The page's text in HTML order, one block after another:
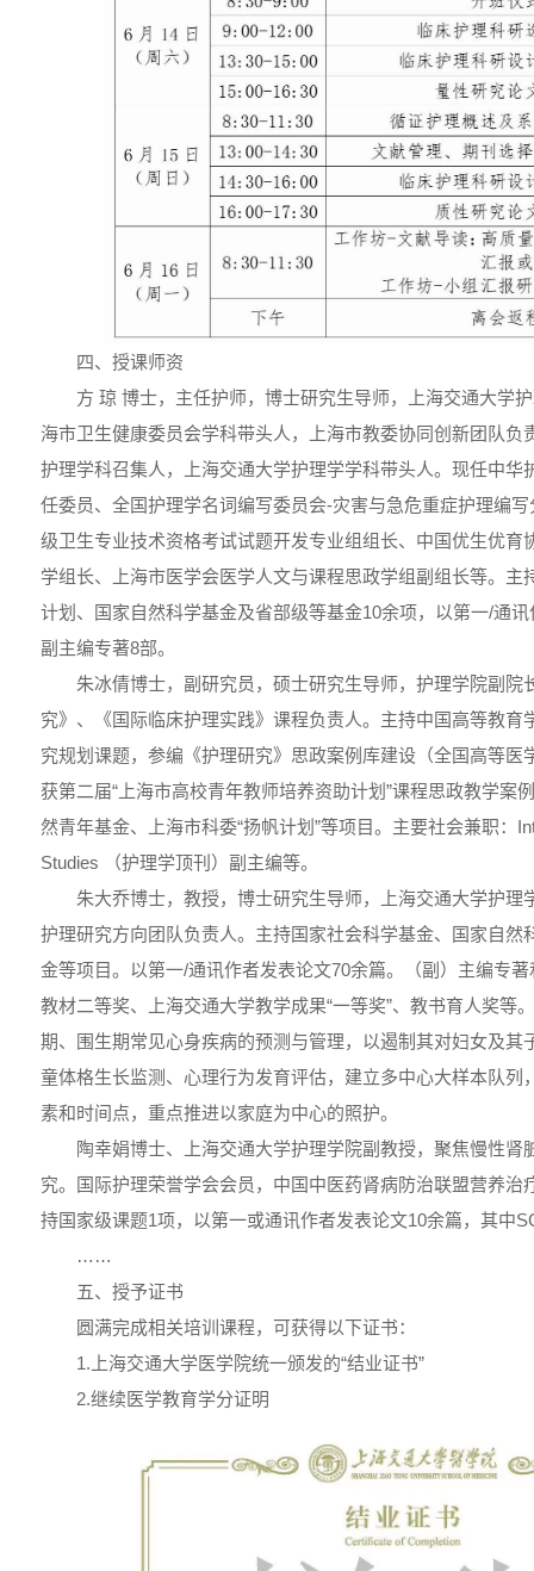
四、授课师资
方 琼 博士，主任护师，博士研究生导师，上海交通大学
海市卫生健康委员会学科带头人，上海市教委协同创新团队负
护理学科召集人，上海交通大学护理学学科带头人。现任中华
任委员、全国护理学名词编写委员会-灾害与急危重症护理编
级卫生专业技术资格考试试题开发专业组组长、中国优生优育
学组长、上海市医学会医学人文与课程思政学组副组长等。主
计划、国家自然科学基金及省部级等基金10余项，以第一/通
副主编专著8部。
朱冰倩博士，副研究员，硕士研究生导师，护理学院副院
究》、《国际临床护理实践》课程负责人。主持中国高等教育
究规划课题，参编《护理研究》思政案例库建设（全国高等医
获第二届“上海市高校青年教师培养资助计划”课程思政教学案
然青年基金、上海市科委“扬帆计划”等项目。主要社会兼职：
Studies （护理学顶刊）副主编等。
朱大乔博士，教授，博士研究生导师，上海交通大学护理
护理研究方向团队负责人。主持国家社会科学基金、国家自然
金等项目。以第一/通讯作者发表论文70余篇。（副）主编专
教材二等奖、上海交通大学教学成果“一等奖”、教书育人奖等
期、围生期常见心身疾病的预测与管理，以遏制其对妇女及其
童体格生长监测、心理行为发育评估，建立多中心大样本队列
素和时间点，重点推进以家庭为中心的照护。
陶幸娟博士、上海交通大学护理学院副教授，聚焦慢性肾
究。国际护理荣誉学会会员，中国中医药肾病防治联盟营养治
持国家级课题1项，以第一或通讯作者发表论文10余篇，其中
……
五、授予证书
圆满完成相关培训课程，可获得以下证书：
1.上海交通大学医学院统一颁发的“结业证书”
2.继续医学教育学分证明